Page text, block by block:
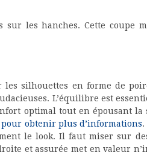
les hanches. Cette coupe
silhouettes en forme de
L’équilibre est
optimal tout en épousant
obtenir plus d’informations.
le look. Il faut miser sur
et assurée met en valeur